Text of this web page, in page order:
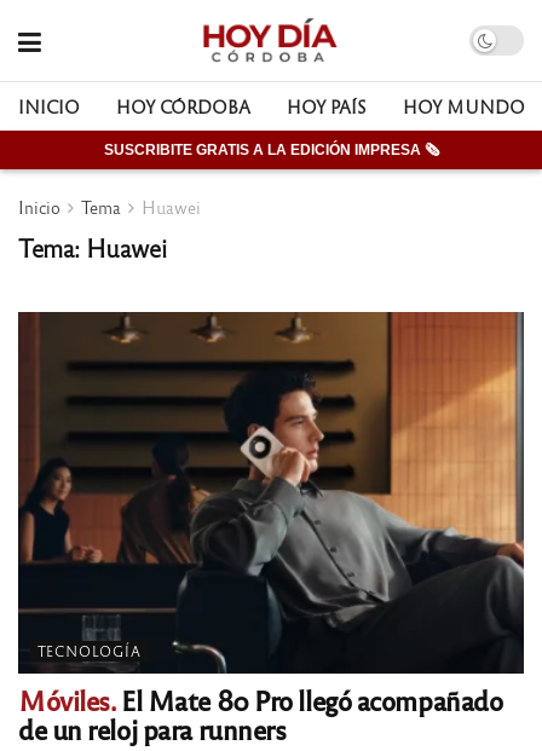
INICIO HOY CÓRDOBA HOY PAÍS HOY MUNDO
SUSCRIBITE GRATIS A LA EDICIÓN IMPRESA 🗞
Inicio Tema Huawei
Tema: Huawei
TECNOLOGÍA
Móviles.El Mate 80 Pro llegó acompañado
de un reloj para runners